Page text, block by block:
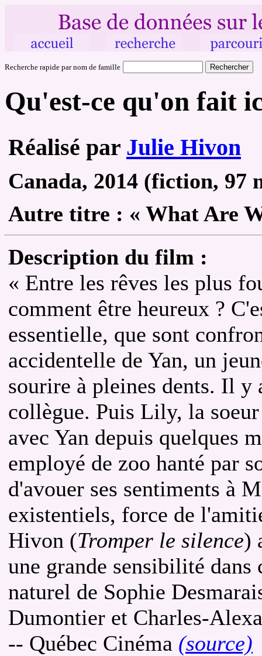
Recherche rapide par nom de famille
Qu'est-ce qu'on fait
Réalisé par Julie Hivon
Canada, 2014 (fiction, 97
Autre titre : « What Are
Description du film :
« Entre les rêves les plus
comment être heureux ?
essentielle, que sont
accidentelle de Yan, un
sourire à pleines dents. Il
collègue. Puis Lily, la
avec Yan depuis quelques
employé de zoo hanté par
d'avouer ses sentiments à
existentiels, force de
Hivon (Tromper le silence)
une grande sensibilité
naturel de Sophie
Dumontier et Charles-
-- Québec Cinéma (source)